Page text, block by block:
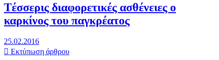
Tέσσερις διαφορετικές ασθένειες ο
καρκίνος του παγκρέατος
25.02.2016
Εκτύπωση άρθρου